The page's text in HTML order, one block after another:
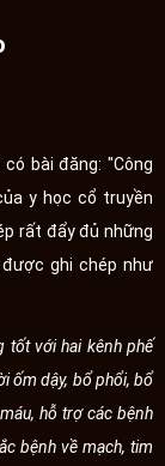
bài đăng: "Công
y học cổ truyền
rất đẩy đủ những
ghi chép như
tốt với hai kênh phế
ốm dậy, bổ phổi, bổ
hỗ trợ các bệnh
bệnh về mạch, tim